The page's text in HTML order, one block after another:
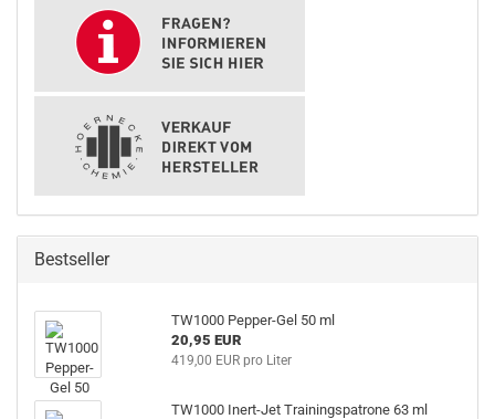
Bestseller
TW1000 Pepper-Gel 50 ml
20,95 EUR
419,00 EUR pro Liter
TW1000 Inert-Jet Trainingspatrone 63 ml